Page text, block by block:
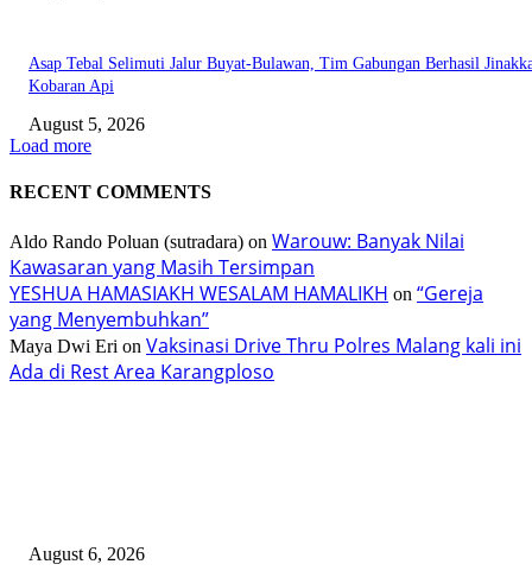
Asap Tebal Selimuti Jalur Buyat-Bulawan, Tim Gabungan Berhasil
Kobaran Api
August 5, 2026
Load more
RECENT COMMENTS
Aldo Rando Poluan (sutradara) on Warouw: Banyak Nilai
Kawasaran yang Masih Tersimpan
YESHUA HAMASIAKH WESALAM HAMALIKH on “Gereja
yang Menyembuhkan”
Maya Dwi Eri on Vaksinasi Drive Thru Polres Malang kali ini
Ada di Rest Area Karangploso
August 6, 2026